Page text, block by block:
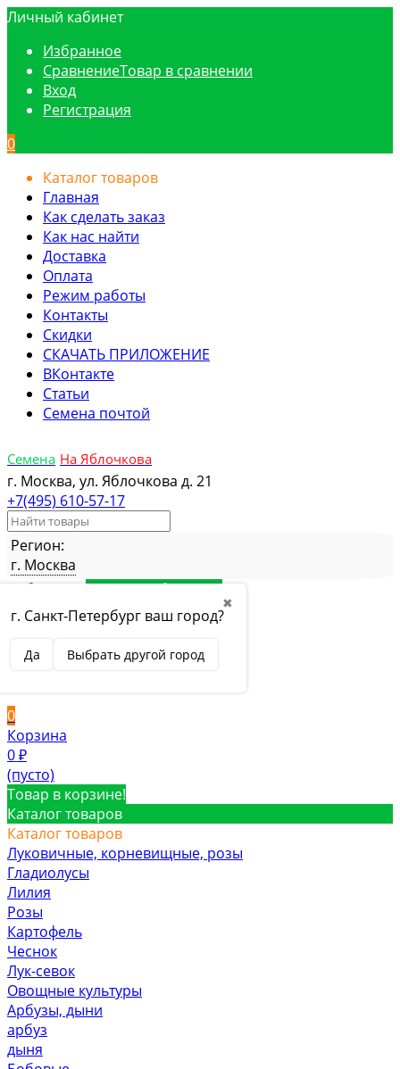
Личный кабинет
Избранное
СравнениеТовар в сравнении
Вход
Регистрация
0
Каталог товаров
Главная
Как сделать заказ
Как нас найти
Доставка
Оплата
Режим работы
Контакты
Скидки
СКАЧАТЬ ПРИЛОЖЕНИЕ
ВКонтакте
Статьи
Семена почтой
Семена На Яблочкова
г. Москва, ул. Яблочкова д. 21
+7(495) 610-57-17
Регион:
г. Москва
✖
г. Санкт-Петербург ваш город?
Да Выбрать другой город
Избранное Товар в избранном
СравнениеТовар в сравнении
Вход
Вход
0
Корзина
0 ₽
(пусто)
Товар в корзине!
Каталог товаров
Каталог товаров
Луковичные, корневищные, розы
Гладиолусы
Лилия
Розы
Картофель
Чеснок
Лук-севок
Овощные культуры
Арбузы, дыни
арбуз
дыня